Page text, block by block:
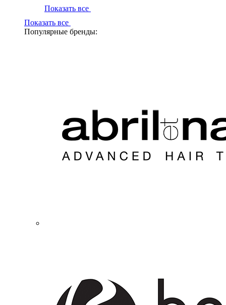
Показать все
Показать все
Популярные бренды: